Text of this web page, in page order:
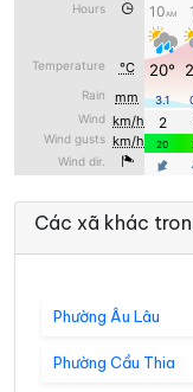
Các xã khác
Phường Âu Lâu
Phường Cầu Thia